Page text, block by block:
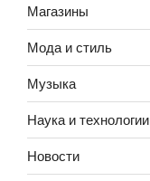
Магазины
Мода и стиль
Музыка
Наука и технологии
Новости